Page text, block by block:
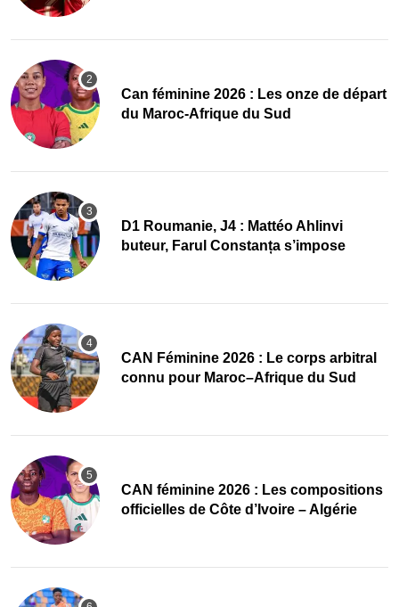
‎Can féminine 2026 : Les onze de départ
du Maroc-Afrique du Sud
D1 Roumanie, J4 : Mattéo Ahlinvi
buteur, Farul Constanța s’impose
‎CAN Féminine 2026 : Le corps arbitral
connu pour Maroc–Afrique du Sud
‎CAN féminine 2026 : Les compositions
officielles de Côte d’Ivoire – Algérie